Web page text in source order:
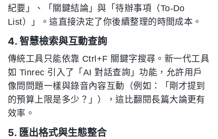
紀要」、「關鍵結論」與「待辦事項（To-Do
List）」。這直接決定了你後續整理的時間成本。
4. 智慧檢索與互動查詢
傳統工具只能依靠 Ctrl+F 關鍵字搜尋。新一代工具
如 Tinrec 引入了「AI 對話查詢」功能，允許用戶
像問問題一樣與錄音內容互動（例如：「剛才提到
的預算上限是多少？」），這比翻閱長篇大論更有
效率。
5. 匯出格式與生態整合